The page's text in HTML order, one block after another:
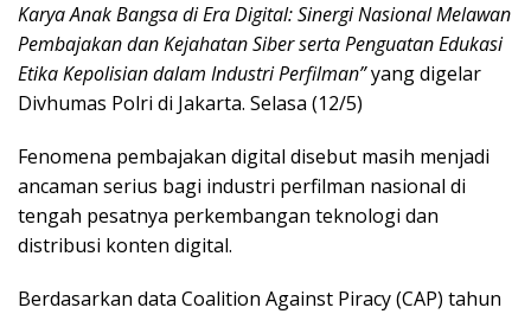
Karya Anak Bangsa di Era Digital: Sinergi Nasional Melawan
Pembajakan dan Kejahatan Siber serta Penguatan Edukasi
Etika Kepolisian dalam Industri Perfilman”yang digelar
Divhumas Polri di Jakarta. Selasa (12/5)
Fenomena pembajakan digital disebut masih menjadi
ancaman serius bagi industri perfilman nasional di
tengah pesatnya perkembangan teknologi dan
distribusi konten digital.
Berdasarkan data Coalition Against Piracy (CAP) tahun